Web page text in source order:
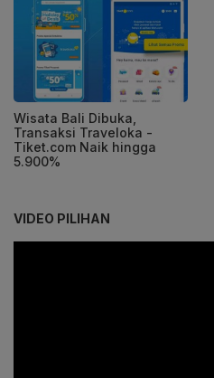
Wisata Bali Dibuka,
Transaksi Traveloka -
Tiket.com Naik hingga
5.900%
VIDEO PILIHAN